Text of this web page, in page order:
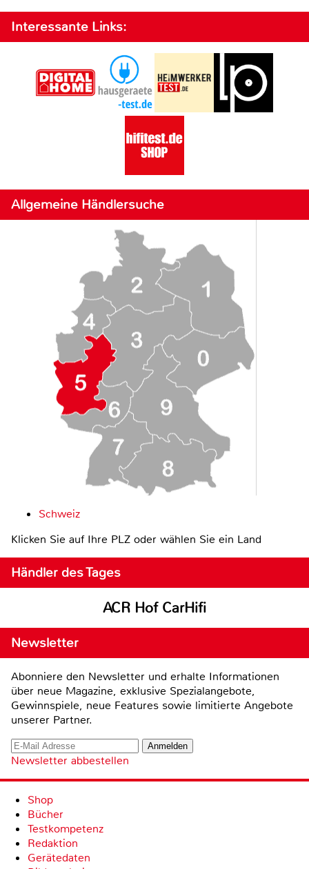
Interessante Links:
Allgemeine Händlersuche
Schweiz
Klicken Sie auf Ihre PLZ oder wählen Sie ein Land
Händler des Tages
ACR Hof CarHifi
Newsletter
Abonniere den Newsletter und erhalte Informationen
über neue Magazine, exklusive Spezialangebote,
Gewinnspiele, neue Features sowie limitierte Angebote
unserer Partner.
Newsletter abbestellen
Shop
Bücher
Testkompetenz
Redaktion
Gerätedaten